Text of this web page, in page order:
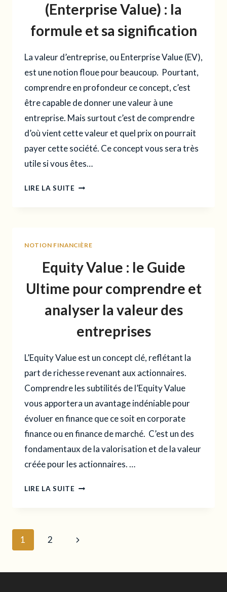
(Enterprise Value) ​: la
formule et sa signification
La valeur d’entreprise, ou Enterprise Value (EV),
est une notion floue pour beaucoup. Pourtant,
comprendre en profondeur ce concept, c’est
être capable de donner une valeur à une
entreprise. Mais surtout c’est de comprendre
d’où vient cette valeur et quel prix on pourrait
payer cette société. Ce concept vous sera très
utile si vous êtes…
LIRE LA SUITE VALEUR
:
FORMULE
SA
SIGNIFICATION
NOTION FINANCIÈRE
Equity Value : le Guide
Ultime pour comprendre et
analyser la valeur des
entreprises
L’Equity Value est un concept clé, reflétant la
part de richesse revenant aux actionnaires.
Comprendre les subtilités de l’Equity Value
vous apportera un avantage indéniable pour
évoluer en finance que ce soit en corporate
finance ou en finance de marché. C’est un des
fondamentaux de la valorisation et de la valeur
créée pour les actionnaires. …
LIRE LA SUITE EQUITY
COMPRENDRE
Navigation
1 2
Page